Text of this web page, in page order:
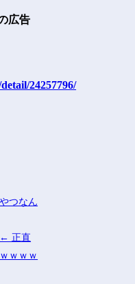
広告
24257796/
つなん
← 正直
ｗｗｗ